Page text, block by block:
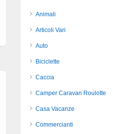
Animali
Articoli Vari
Auto
Biciclette
Caccia
Camper Caravan Roulotte
Casa Vacanze
Commercianti